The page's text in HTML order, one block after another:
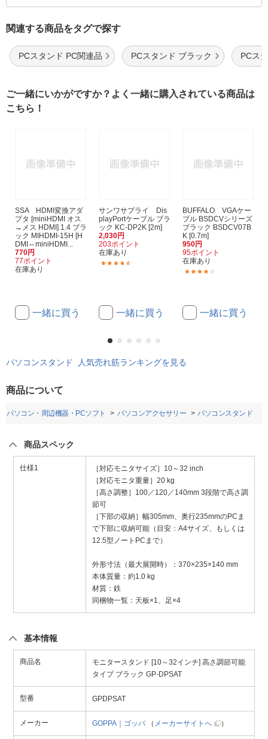
関連する商品をタグで探す
PCスタンド PC関連品 PCスタンド ブラック PCス
ご一緒にいかがですか？よく一緒に購入されている商品は
こちら！
SSA HDMI変換アダ
プタ [miniHDMI オス
→メス HDMI] 1.4 ブラ
ック MIHDMI-15H [H
DMI⇔miniHDMI...
770円
77ポイント
在庫あり
一緒に買う
サンワサプライ Dis
playPortケーブル ブラ
ック KC-DP2K [2m]
2,030円
203ポイント
在庫あり
一緒に買う
BUFFALO VGAケー
ブル BSDCVシリーズ
ブラック BSDCV07B
K [0.7m]
950円
95ポイント
在庫あり
一緒に買う
パソコンスタンド 人気売れ筋ランキングを見る
商品について
パソコン・周辺機器・PCソフト パソコンアクセサリー パソコンスタンド
商品スペック
仕様1
［対応モニタサイズ］10～32 inch
［対応モニタ重量］20 kg
［高さ調整］100／120／140mm 3段階で高さ調
節可
［下部の収納］幅305mm、奥行235mmのPCま
で下部に収納可能（目安：A4サイズ、もしくは
12.5型ノートPCまで）
外形寸法（最大展開時）：370×235×140 mm
本体質量：約1.0 kg
材質：鉄
同梱物一覧：天板×1、足×4
基本情報
商品名
モニタースタンド [10～32インチ] 高さ調節可能
タイプ ブラック GP-DPSAT
型番 GPDPSAT
メーカー GOPPA｜ゴッパ （ メーカーサイトへ ）